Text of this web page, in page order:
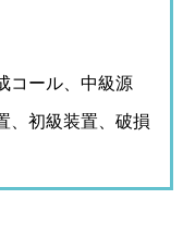
コール、中級源
、初級装置、破損